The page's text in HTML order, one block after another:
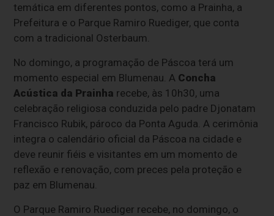
temática em diferentes pontos, como a Prainha, a
Prefeitura e o Parque Ramiro Ruediger, que conta
com a tradicional Osterbaum.
No domingo, a programação de Páscoa terá um
momento especial em Blumenau. A Concha
Acústica da Prainha recebe, às 10h30, uma
celebração religiosa conduzida pelo padre Djonatam
Francisco Rubik, pároco da Ponta Aguda. A cerimônia
integra o calendário oficial da Páscoa na cidade e
deve reunir fiéis e visitantes em um momento de
reflexão e renovação, com preces pela proteção e
paz em Blumenau.
O Parque Ramiro Ruediger recebe, no domingo, o